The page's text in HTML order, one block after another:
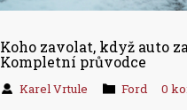
Koho zavolat, když auto
Kompletní průvodce
Karel Vrtule Ford 0